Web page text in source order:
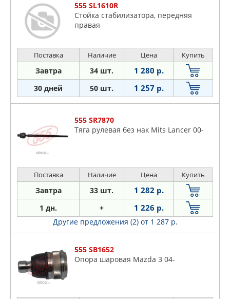
555 SL1610R
Стойка стабилизатора, передняя
правая
Поставка Наличие Цена Купить
Завтра 34 шт. 1 280 р.
30 дней 50 шт. 1 257 р.
555 SR7870
Тяга рулевая без нак Mits Lancer 00-
Поставка Наличие Цена Купить
Завтра 33 шт. 1 282 р.
1 дн. + 1 226 р.
Другие предложения (2) от 1 287 р.
555 SB1652
Опора шаровая Mazda 3 04-